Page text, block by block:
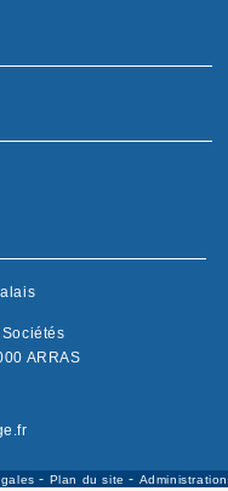
ARRAS
- Plan du site- Administration